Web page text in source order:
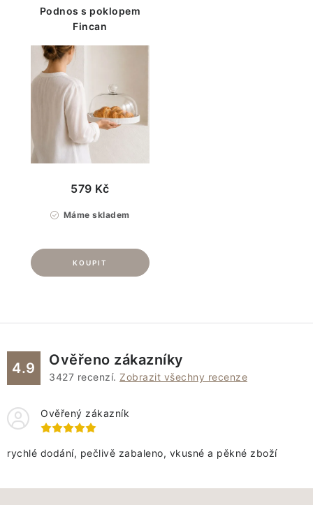
Podnos s poklopem
Fincan
Máme skladem
579 Kč
4.9 Ověřeno zákazníky
3427 recenzí. Zobrazit všechny recenze
Ověřený zákazník
rychlé dodání, pečlivě zabaleno, vkusné a pěkné zboží